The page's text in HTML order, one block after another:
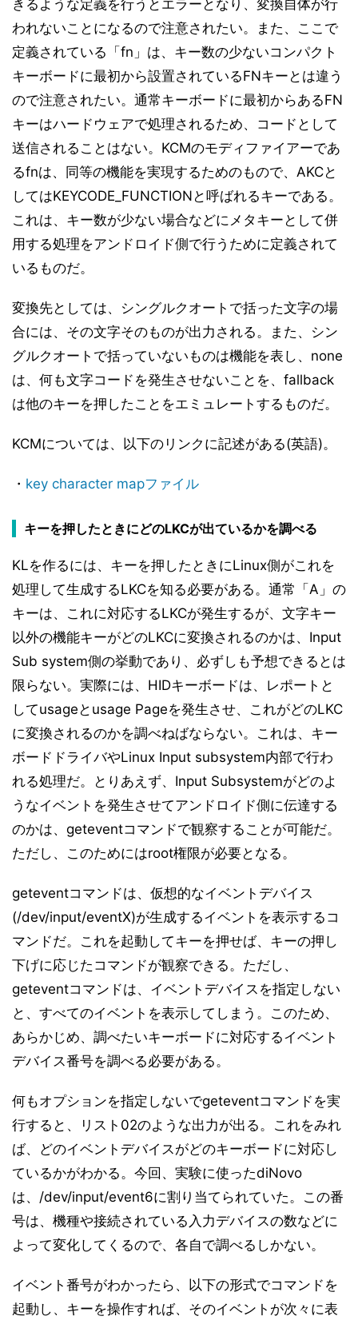
きるような定義を行うとエラーとなり、変換自体が行
われないことになるので注意されたい。また、ここで
定義されている「fn」は、キー数の少ないコンパクト
キーボードに最初から設置されているFNキーとは違う
ので注意されたい。通常キーボードに最初からあるFN
キーはハードウェアで処理されるため、コードとして
送信されることはない。KCMのモディファイアーであ
るfnは、同等の機能を実現するためのもので、AKCと
してはKEYCODE_FUNCTIONと呼ばれるキーである。
これは、キー数が少ない場合などにメタキーとして併
用する処理をアンドロイド側で行うために定義されて
いるものだ。
変換先としては、シングルクオートで括った文字の場
合には、その文字そのものが出力される。また、シン
グルクオートで括っていないものは機能を表し、none
は、何も文字コードを発生させないことを、fallback
は他のキーを押したことをエミュレートするものだ。
KCMについては、以下のリンクに記述がある(英語)。
・ key character mapファイル
キーを押したときにどのLKCが出ているかを調べる
KLを作るには、キーを押したときにLinux側がこれを
処理して生成するLKCを知る必要がある。通常「A」の
キーは、これに対応するLKCが発生するが、文字キー
以外の機能キーがどのLKCに変換されるのかは、Input
Sub system側の挙動であり、必ずしも予想できるとは
限らない。実際には、HIDキーボードは、レポートと
してusageとusage Pageを発生させ、これがどのLKC
に変換されるのかを調べねばならない。これは、キー
ボードドライバやLinux Input subsystem内部で行わ
れる処理だ。とりあえず、Input Subsystemがどのよ
うなイベントを発生させてアンドロイド側に伝達する
のかは、geteventコマンドで観察することが可能だ。
ただし、このためにはroot権限が必要となる。
geteventコマンドは、仮想的なイベントデバイス
(/dev/input/eventX)が生成するイベントを表示するコ
マンドだ。これを起動してキーを押せば、キーの押し
下げに応じたコマンドが観察できる。ただし、
geteventコマンドは、イベントデバイスを指定しない
と、すべてのイベントを表示してしまう。このため、
あらかじめ、調べたいキーボードに対応するイベント
デバイス番号を調べる必要がある。
何もオプションを指定しないでgeteventコマンドを実
行すると、リスト02のような出力が出る。これをみれ
ば、どのイベントデバイスがどのキーボードに対応し
ているかがわかる。今回、実験に使ったdiNovo
は、/dev/input/event6に割り当てられていた。この番
号は、機種や接続されている入力デバイスの数などに
よって変化してくるので、各自で調べるしかない。
イベント番号がわかったら、以下の形式でコマンドを
起動し、キーを操作すれば、そのイベントが次々に表